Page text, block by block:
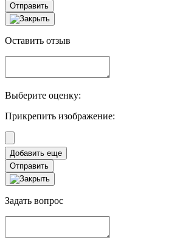
Отправить
Оставить отзыв
Выберите оценку:
Прикрепить изображение:
Отправить
Задать вопрос